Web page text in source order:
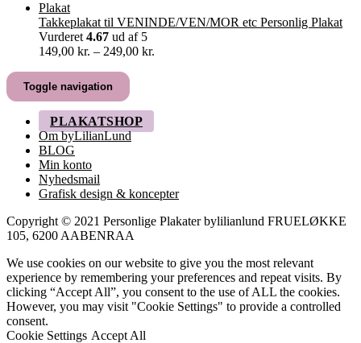
419,00 kr.
Takkeplakat til VENINDE/VEN/MOR etc Personlig Plakat
Vurderet 4.67 ud af 5
149,00 kr. – 249,00 kr.
Toggle navigation
PLAKATSHOP
Om byLilianLund
BLOG
Min konto
Nyhedsmail
Grafisk design & koncepter
Copyright © 2021 Personlige Plakater bylilianlund FRUELØKKE
105, 6200 AABENRAA
We use cookies on our website to give you the most relevant
experience by remembering your preferences and repeat visits. By
clicking “Accept All”, you consent to the use of ALL the cookies.
However, you may visit "Cookie Settings" to provide a controlled
consent.
Cookie Settings Accept All